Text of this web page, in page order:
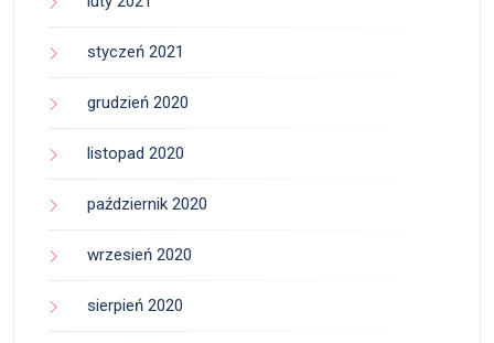
styczeń 2021
grudzień 2020
listopad 2020
październik 2020
wrzesień 2020
sierpień 2020